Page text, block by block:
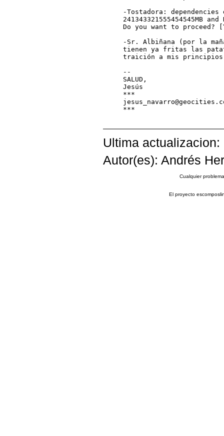
-Tostadora: dependencies
241343321555454545MB
Do you want to proceed?
-Sr. Albiñana (por la
tienen ya fritas las
traición a mis
--
SALUD,
Jesús
***
***
Ultima
Autor(es): Andrés
Cualquier
El proyecto